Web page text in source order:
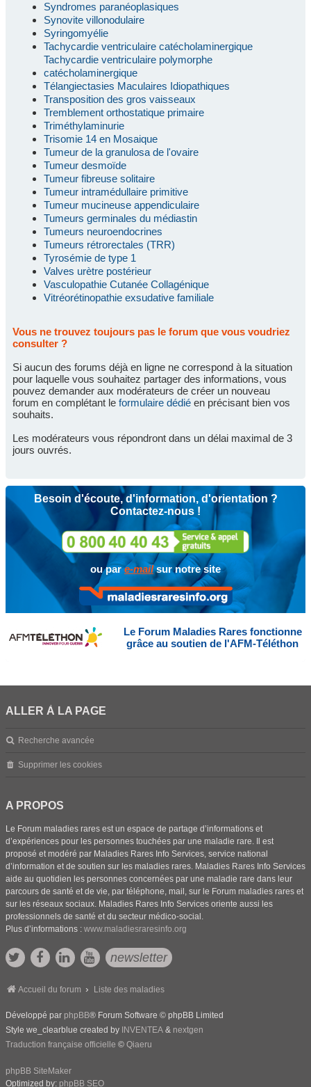
Syndromes paranéoplasiques
Synovite villonodulaire
Syringomyélie
Tachycardie ventriculaire catécholaminergique
Tachycardie ventriculaire polymorphe
catécholaminergique
Télangiectasies Maculaires Idiopathiques
Transposition des gros vaisseaux
Tremblement orthostatique primaire
Triméthylaminurie
Trisomie 14 en Mosaique
Tumeur de la granulosa de l'ovaire
Tumeur desmoïde
Tumeur fibreuse solitaire
Tumeur intramédullaire primitive
Tumeur mucineuse appendiculaire
Tumeurs germinales du médiastin
Tumeurs neuroendocrines
Tumeurs rétrorectales (TRR)
Tyrosémie de type 1
Valves urètre postérieur
Vasculopathie Cutanée Collagénique
Vitréorétinopathie exsudative familiale
Vous ne trouvez toujours pas le forum que vous voudriez
consulter ?
Si aucun des forums déjà en ligne ne correspond à la situation
pour laquelle vous souhaitez partager des informations, vous
pouvez demander aux modérateurs de créer un nouveau
forum en complétant le formulaire dédié en précisant bien vos
souhaits.
Les modérateurs vous répondront dans un délai maximal de 3
jours ouvrés.
Besoin d'écoute, d'information, d'orientation ?
Contactez-nous !
ou pare-mailsur notre site
Le Forum Maladies Rares fonctionne
grâce au soutien de l'AFM-Téléthon
ALLER À LA PAGE
Recherche avancée
Supprimer les cookies
A PROPOS
Le Forum maladies rares est un espace de partage d’informations et
d’expériences pour les personnes touchées par une maladie rare. Il est
proposé et modéré par Maladies Rares Info Services, service national
d’information et de soutien sur les maladies rares. Maladies Rares Info Services
aide au quotidien les personnes concernées par une maladie rare dans leur
parcours de santé et de vie, par téléphone, mail, sur le Forum maladies rares et
sur les réseaux sociaux. Maladies Rares Info Services oriente aussi les
professionnels de santé et du secteur médico-social.
Plus d’informations : www.maladiesraresinfo.org
newsletter
Accueil du forum Liste des maladies
Développé par phpBB® Forum Software © phpBB Limited
Style we_clearblue created by INVENTEA & nextgen
Traduction française officielle © Qiaeru
phpBB SiteMaker
Optimized by: phpBB SEO